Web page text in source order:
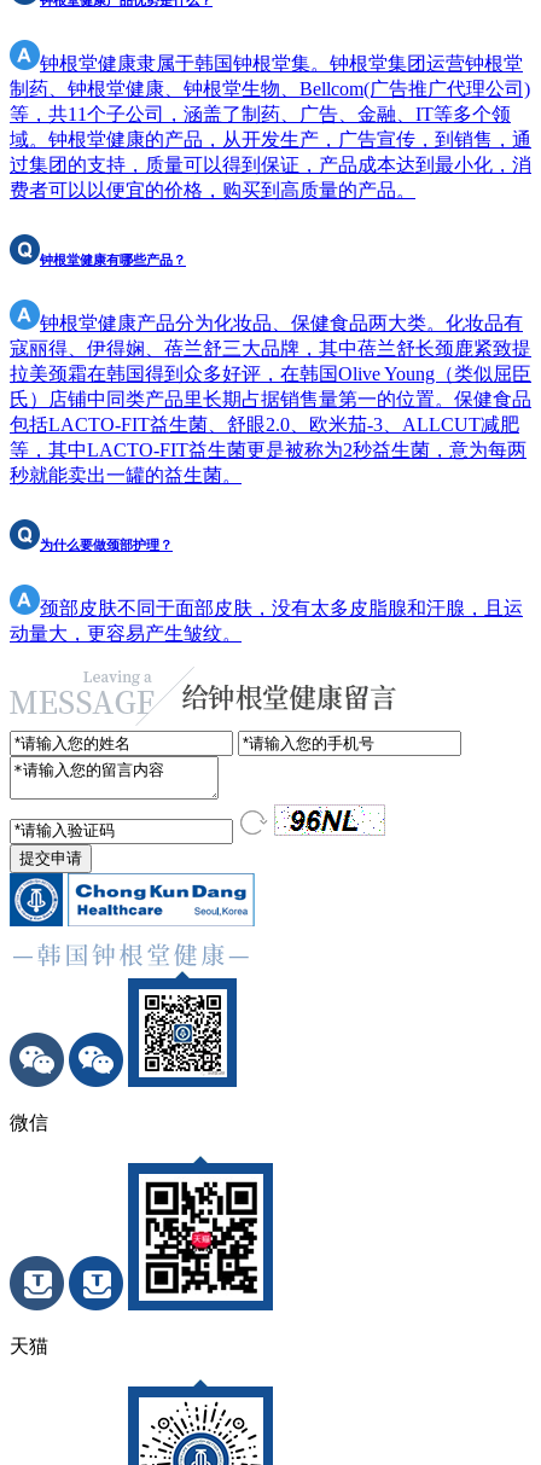
钟根堂健康隶属于韩国钟根堂集。钟根堂集团运营钟根堂
制药、钟根堂健康、钟根堂生物、Bellcom(广告推广代理公司)
等，共11个子公司，涵盖了制药、广告、金融、IT等多个领
域。钟根堂健康的产品，从开发生产，广告宣传，到销售，通
过集团的支持，质量可以得到保证，产品成本达到最小化，消
费者可以以便宜的价格，购买到高质量的产品。
钟根堂健康有哪些产品？
钟根堂健康产品分为化妆品、保健食品两大类。化妆品有
寇丽得、伊得娴、蓓兰舒三大品牌，其中蓓兰舒长颈鹿紧致提
拉美颈霜在韩国得到众多好评，在韩国Olive Young（类似屈臣
氏）店铺中同类产品里长期占据销售量第一的位置。保健食品
包括LACTO-FIT益生菌、舒眼2.0、欧米茄-3、ALLCUT减肥
等，其中LACTO-FIT益生菌更是被称为2秒益生菌，意为每两
秒就能卖出一罐的益生菌。
为什么要做颈部护理？
颈部皮肤不同于面部皮肤，没有太多皮脂腺和汗腺，且运
动量大，更容易产生皱纹。
微信
天猫